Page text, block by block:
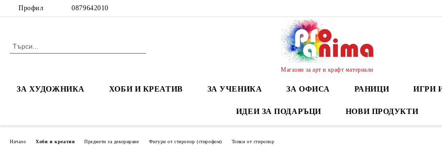
Профил 0879642010
Магазин за арт и крафт материали
ЗА ХУДОЖНИКА ХОБИ И КРЕАТИВ ЗА УЧЕНИКА ЗА ОФИСА РАНИЦИ ИГРИ
ИДЕИ ЗА ПОДАРЪЦИ НОВИ ПРОДУКТИ
Начало Хоби и креатив Предмети за декориране Фигури от стиропор (стирофом) Топки от стиропор